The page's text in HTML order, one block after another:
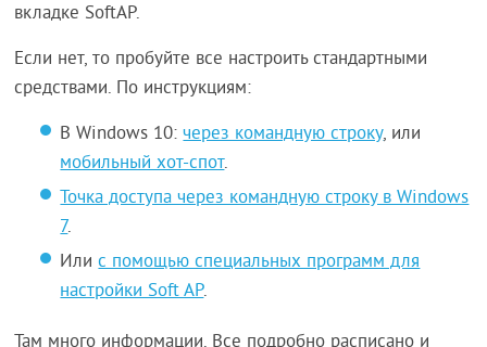
вкладке SoftAP.
Если нет, то пробуйте все настроить стандартными
средствами. По инструкциям:
В Windows 10:через командную строку, или
мобильный хот-спот.
Точка доступа через командную строку в Windows
7.
Илис помощью специальных программ для
настройки Soft AP.